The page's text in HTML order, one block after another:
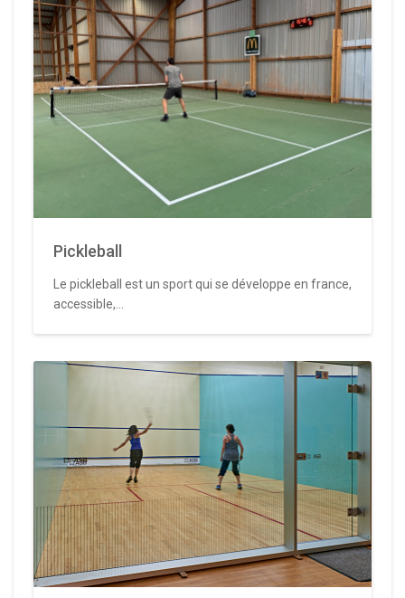
Pickleball
Le pickleball est un sport qui se développe en france,
accessible,...